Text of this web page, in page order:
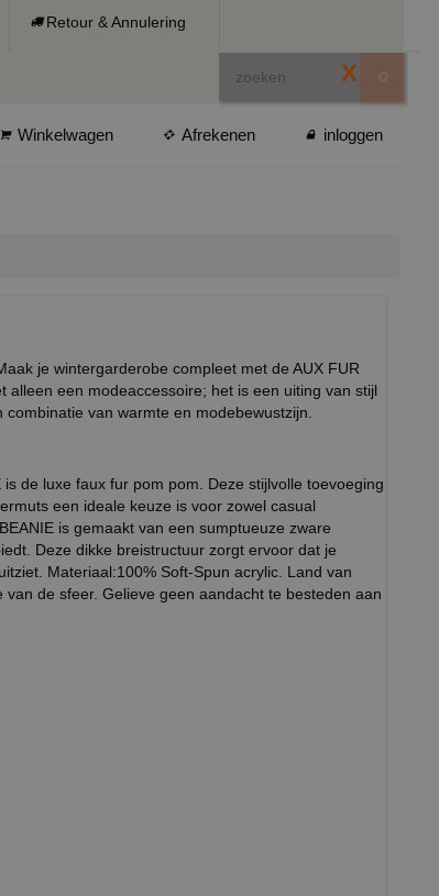
Retour & Annulering
X
Winkelwagen Afrekenen inloggen
je wintergarderobe compleet met de AUX FUR
alleen een modeaccessoire; het is een uiting van stijl
van warmte en modebewustzijn.
de luxe faux fur pom pom. Deze stijlvolle toevoeging
een ideale keuze is voor zowel casual
is gemaakt van een sumptueuze zware
Deze dikke breistructuur zorgt ervoor dat je
Materiaal:100% Soft-Spun acrylic. Land van
de sfeer. Gelieve geen aandacht te besteden aan